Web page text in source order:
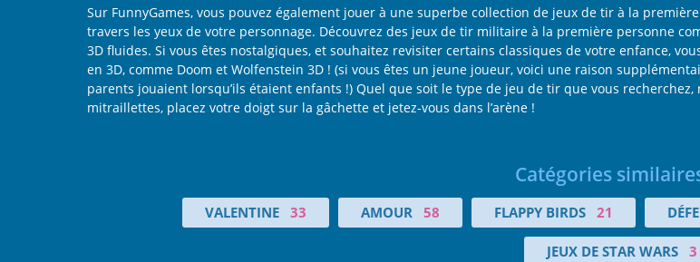
Sur FunnyGames, vous pouvez également jouer à une superbe collection de jeux de tir à la
travers les yeux de votre personnage. Découvrez des jeux de tir militaire à la première personne
3D fluides. Si vous êtes nostalgiques, et souhaitez revisiter certains classiques de votre enfance,
en 3D, comme Doom et Wolfenstein 3D ! (si vous êtes un jeune joueur, voici une raison
parents jouaient lorsqu’ils étaient enfants !) Quel que soit le type de jeu de tir que vous
mitraillettes, placez votre doigt sur la gâchette et jetez-vous dans l’arène !
Catégories
VALENTINE 33 AMOUR 58 FLAPPY BIRDS 21
JEUX DE STAR WARS 3